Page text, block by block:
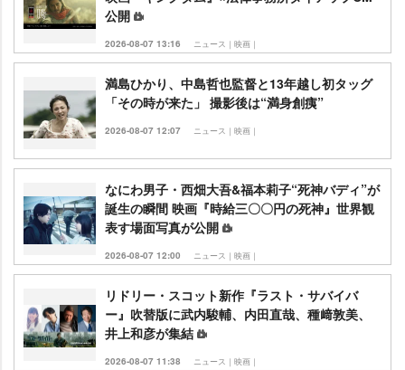
公開
2026-08-07 13:16 ニュース｜映画｜
満島ひかり、中島哲也監督と13年越し初タッグ
「その時が来た」 撮影後は“満身創痍”
2026-08-07 12:07 ニュース｜映画｜
なにわ男子・西畑大吾&福本莉子“死神バディ”が
誕生の瞬間 映画『時給三〇〇円の死神』世界観
表す場面写真が公開
2026-08-07 12:00 ニュース｜映画｜
リドリー・スコット新作『ラスト・サバイバ
ー』吹替版に武内駿輔、内田直哉、種﨑敦美、
井上和彦が集結
2026-08-07 11:38 ニュース｜映画｜